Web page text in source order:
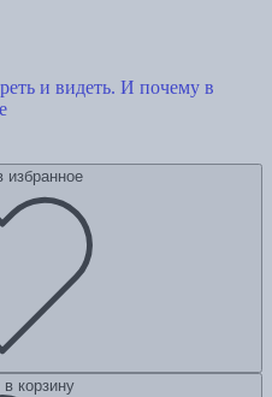
и видеть. И почему в
избранное
корзину